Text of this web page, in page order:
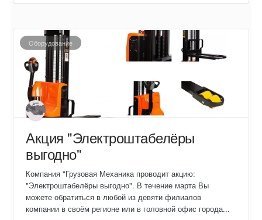
Оборудование
Акция "Электроштабелёры
выгодно"
Компания "Грузовая Механика проводит акцию:
"Электроштабелёры выгодно". В течение марта Вы
можете обратиться в любой из девяти филиалов
компании в своём регионе или в головной офис города...